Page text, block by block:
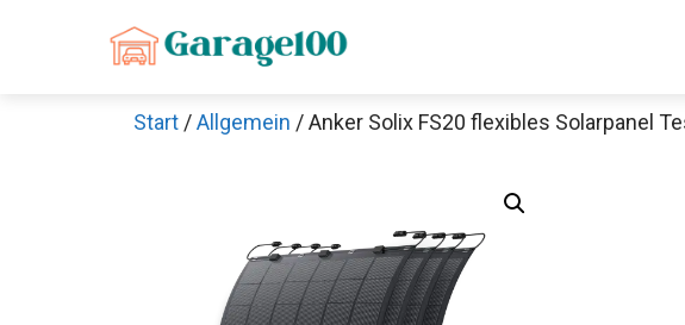
Start /Allgemein / Anker Solix FS20 flexibles Solarpanel